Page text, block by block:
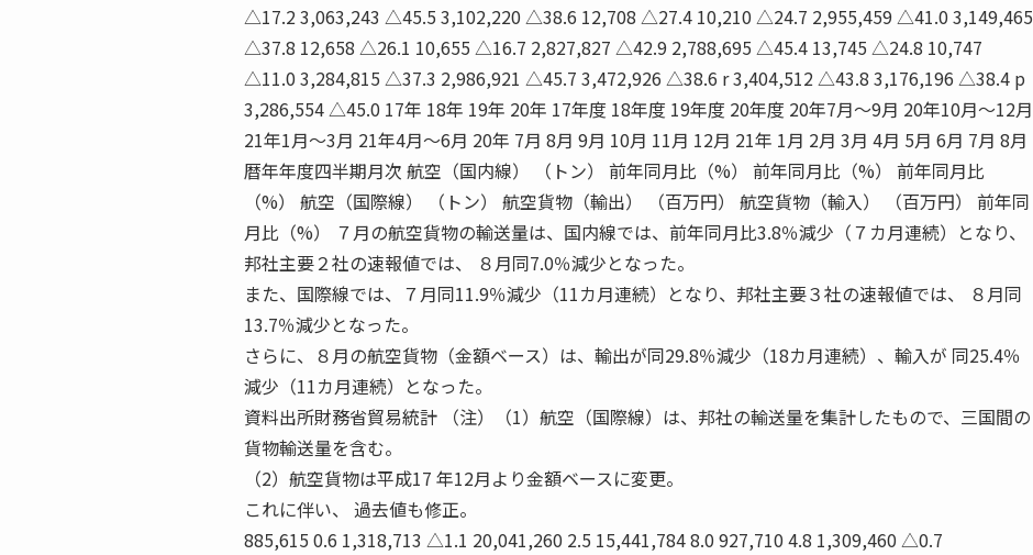
△17.2 3,063,243 △45.5 3,102,220 △38.6 12,708 △27.4 10,210 △24.7 2,955,459 △41.0 3,149,465
△37.8 12,658 △26.1 10,655 △16.7 2,827,827 △42.9 2,788,695 △45.4 13,745 △24.8 10,747
△11.0 3,284,815 △37.3 2,986,921 △45.7 3,472,926 △38.6 r 3,404,512 △43.8 3,176,196 △38.4 p
3,286,554 △45.0 17年 18年 19年 20年 17年度 18年度 19年度 20年度 20年7月〜9月 20年10月〜12月
21年1月〜3月 21年4月〜6月 20年 7月 8月 9月 10月 11月 12月 21年 1月 2月 3月 4月 5月 6月 7月 8月
暦年年度四半期月次 航空（国内線） （トン） 前年同月比（%） 前年同月比（%） 前年同月比
（%） 航空（国際線） （トン） 航空貨物（輸出） （百万円） 航空貨物（輸入） （百万円） 前年同
月比（%） ７月の航空貨物の輸送量は、国内線では、前年同月比3.8％減少（７カ月連続）となり、
邦社主要２社の速報値では、 ８月同7.0％減少となった。
また、国際線では、７月同11.9％減少（11カ月連続）となり、邦社主要３社の速報値では、 ８月同
13.7％減少となった。
さらに、８月の航空貨物（金額ベース）は、輸出が同29.8％減少（18カ月連続）、輸入が 同25.4％
減少（11カ月連続）となった。
資料出所財務省貿易統計 （注）（1）航空（国際線）は、邦社の輸送量を集計したもので、三国間の
貨物輸送量を含む。
（2）航空貨物は平成17 年12月より金額ベースに変更。
これに伴い、 過去値も修正。
885,615 0.6 1,318,713 △1.1 20,041,260 2.5 15,441,784 8.0 927,710 4.8 1,309,460 △0.7